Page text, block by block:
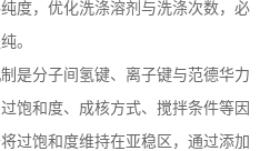
度，优化洗涤溶剂与洗涤次数，必
。
是分子间氢键、离子键与范德华力
饱和度、成核方式、搅拌条件等因
过饱和度维持在亚稳区，通过添加